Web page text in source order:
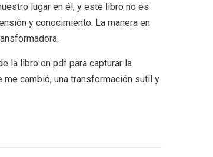
lugar en él, y este libro no es
y conocimiento. La manera en
la libro en pdf para capturar la
cambió, una transformación sutil y